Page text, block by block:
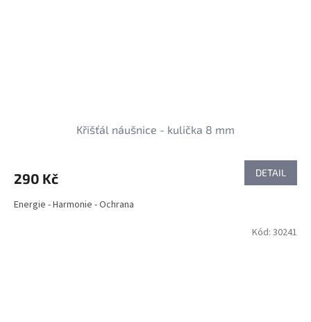
Křišťál náušnice - kulička 8 mm
290 Kč DETAIL
Energie - Harmonie - Ochrana
Kód: 30241